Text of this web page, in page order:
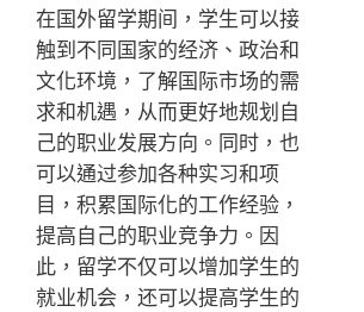
在国外留学期间，学生可以接
触到不同国家的经济、政治和
文化环境，了解国际市场的需
求和机遇，从而更好地规划自
己的职业发展方向。同时，也
可以通过参加各种实习和项
目，积累国际化的工作经验，
提高自己的职业竞争力。因
此，留学不仅可以增加学生的
就业机会，还可以提高学生的